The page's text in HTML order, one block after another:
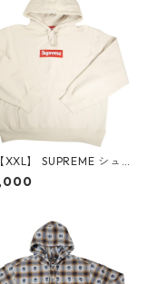
XXL】 SUPREME シュ
ム 24AW Box Logo Ho
Sweatshirt Stone ボッ